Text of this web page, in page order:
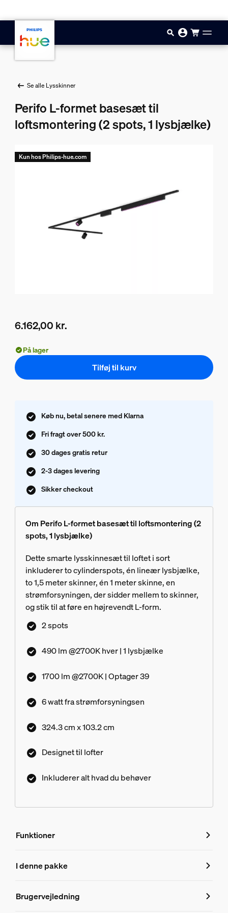
Se alle Lysskinner
Perifo L-formet basesæt til
loftsmontering (2 spots, 1 lysbjælke)
6.162,00 kr.
Kun hos Philips-hue.com
På lager
Tilføj til kurv
Køb nu, betal senere med Klarna
Fri fragt over 500 kr.
30 dages gratis retur
2-3 dages levering
Sikker checkout
Om Perifo L-formet basesæt til loftsmontering (2
spots, 1 lysbjælke)
Dette smarte lysskinnesæt til loftet i sort
inkluderer to cylinderspots, én lineær lysbjælke,
to 1,5 meter skinner, én 1 meter skinne, en
strømforsyningen, der sidder mellem to skinner,
og stik til at føre en højrevendt L-form.
2 spots
490 lm @2700K hver | 1 lysbjælke
1700 lm @2700K | Optager 39
6 watt fra strømforsyningsen
324.3 cm x 103.2 cm
Designet til lofter
Inkluderer alt hvad du behøver
Funktioner
Funktioner
8719514872028
I denne pakke
Brugervejledning